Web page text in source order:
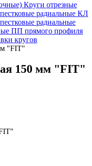
Круги отрезные
радиальные КЛ
радиальные
ПП прямого профиля
кругов
"FIT"
150 мм "FIT"